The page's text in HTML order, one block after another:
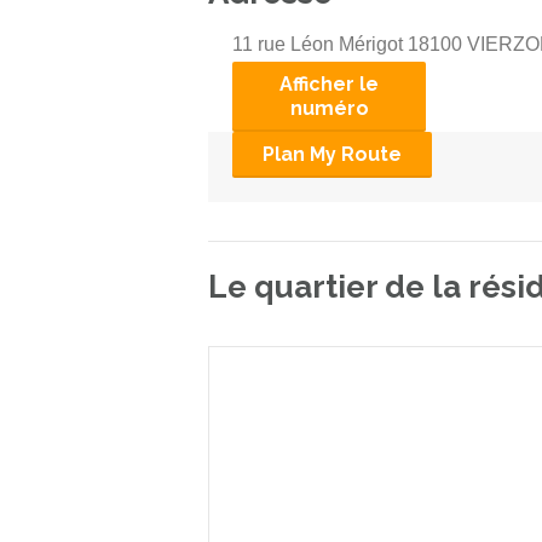
11 rue Léon Mérigot 18100
Afficher le
numéro
Plan My Route
Le quartier de la